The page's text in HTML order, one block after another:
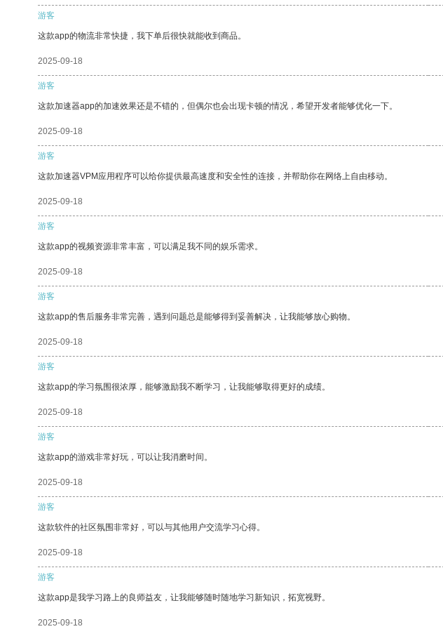
游客
这款app的物流非常快捷，我下单后很快就能收到商品。
2025-09-18
游客
这款加速器app的加速效果还是不错的，但偶尔也会出现卡顿的情况，希望开发者能够优化一下。
2025-09-18
游客
这款加速器VPM应用程序可以给你提供最高速度和安全性的连接，并帮助你在网络上自由移动。
2025-09-18
游客
这款app的视频资源非常丰富，可以满足我不同的娱乐需求。
2025-09-18
游客
这款app的售后服务非常完善，遇到问题总是能够得到妥善解决，让我能够放心购物。
2025-09-18
游客
这款app的学习氛围很浓厚，能够激励我不断学习，让我能够取得更好的成绩。
2025-09-18
游客
这款app的游戏非常好玩，可以让我消磨时间。
2025-09-18
游客
这款软件的社区氛围非常好，可以与其他用户交流学习心得。
2025-09-18
游客
这款app是我学习路上的良师益友，让我能够随时随地学习新知识，拓宽视野。
2025-09-18